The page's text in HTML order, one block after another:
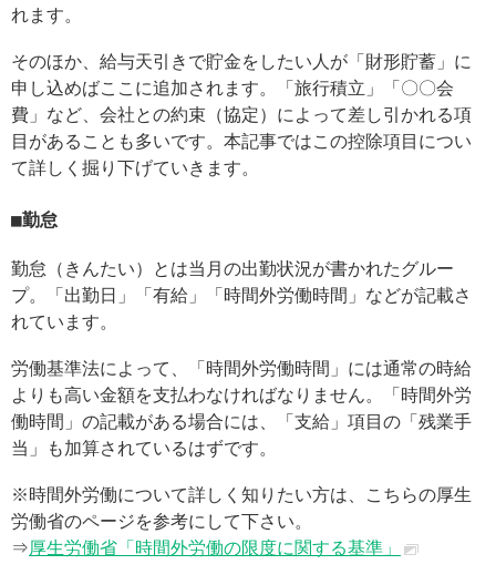
れます。
そのほか、給与天引きで貯金をしたい人が「財形貯蓄」に
申し込めばここに追加されます。「旅行積立」「〇〇会
費」など、会社との約束（協定）によって差し引かれる項
目があることも多いです。本記事ではこの控除項目につい
て詳しく掘り下げていきます。
勤怠
勤怠（きんたい）とは当月の出勤状況が書かれたグルー
プ。「出勤日」「有給」「時間外労働時間」などが記載さ
れています。
労働基準法によって、「時間外労働時間」には通常の時給
よりも高い金額を支払わなければなりません。「時間外労
働時間」の記載がある場合には、「支給」項目の「残業手
当」も加算されているはずです。
※時間外労働について詳しく知りたい方は、こちらの厚生
労働省のページを参考にして下さい。
⇒厚生労働省「時間外労働の限度に関する基準」